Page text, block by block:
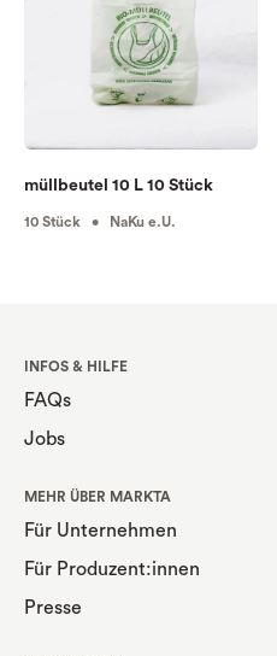
müllbeutel 10 L 10 Stück
10 Stück • NaKu e.U.
INFOS & HILFE
FAQs
Jobs
MEHR ÜBER MARKTA
Für Unternehmen
Für Produzent:innen
Presse